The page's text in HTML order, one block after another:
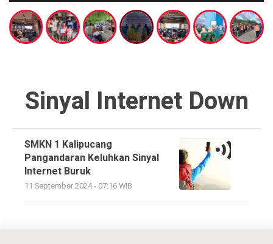
Sinyal Internet Down
SMKN 1 Kalipucang
Pangandaran Keluhkan Sinyal
Internet Buruk
11 September 2024 - 07:16 WIB